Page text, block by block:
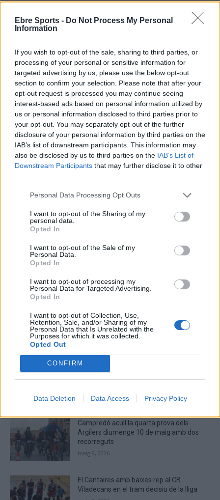
Ebre Sports - Do Not Process My Personal
Information
If you wish to opt-out of the sale, sharing to third parties, or
processing of your personal or sensitive information for
targeted advertising by us, please use the below opt-out
section to confirm your selection. Please note that after your
opt-out request is processed you may continue seeing
interest-based ads based on personal information utilized by
us or personal information disclosed to third parties prior to
your opt-out. You may separately opt-out of the further
disclosure of your personal information by third parties on the
IAB’s list of downstream participants. This information may
also be disclosed by us to third parties on the IAB’s List of
Downstream Participants that may further disclose it to other
Personal Data Processing Opt Outs
I want to opt-out of the Sharing of my
personal data.
Opted In
I want to opt-out of the Sale of my
Personal Data.
Opted In
I want to opt-out of processing my
Personal Data for Targeted Advertising.
Opted In
I want to opt-out of Collection, Use,
Retention, Sale, and/or Sharing of my
Personal Data that Is Unrelated with the
Purposes for which it was collected.
Opted Out
CONFIRM
Data Deletion Data Access Privacy Policy
DEIXA UNA RESPOSTA
Comentari:
Deseu el meu nom, el correu electrònic i el lloc web en
aquest navegador per a la propera vegada que comenti.
Captcha7 * 5 = ?
CAPTCHA
verify
that
ÚLTIMES NOTÍCIES
La Cursa de l’Aldea segona d’etiqueta d’or
Campredó acull la quarta prova dels
Argilers diumenge 10 de maig amb dos
recorreguts
maig 9, 2026
El Cantaires amb baixes rep al CB
Viladecans en el tram decisiu de la lliga